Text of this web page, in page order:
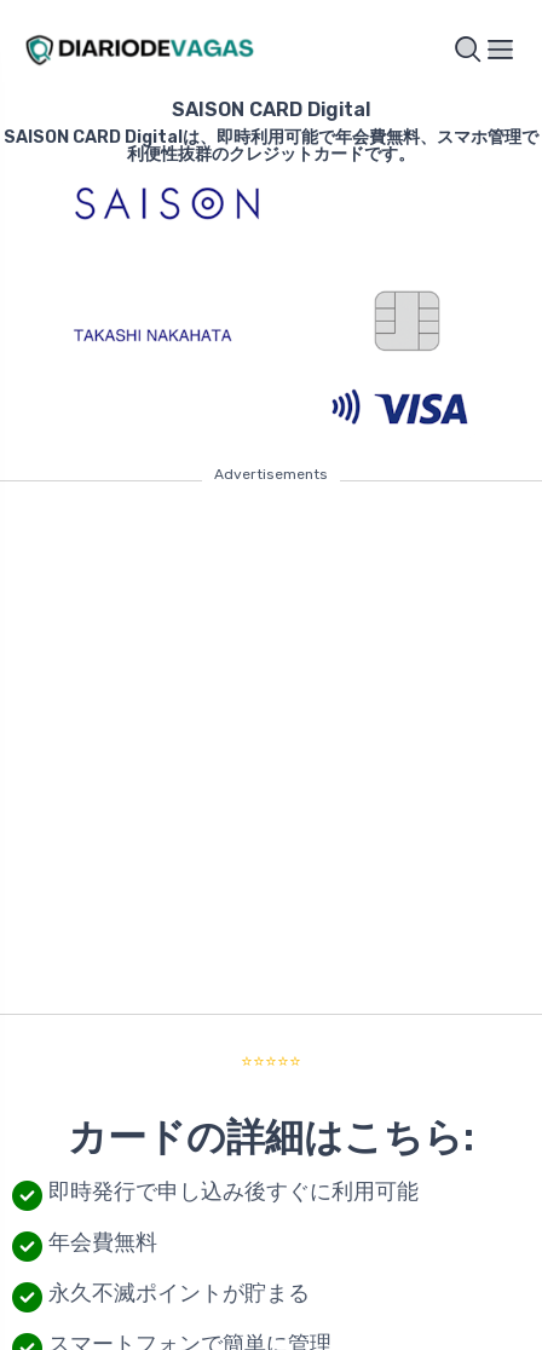
SAISON CARD Digital
SAISON CARD Digitalは、即時利用可能で年会費無料、スマホ管理で
利便性抜群のクレジットカードです。
Advertisements
⭐⭐⭐⭐⭐
カードの詳細はこちら:
即時発行で申し込み後すぐに利用可能
年会費無料
永久不滅ポイントが貯まる
スマートフォンで簡単に管理